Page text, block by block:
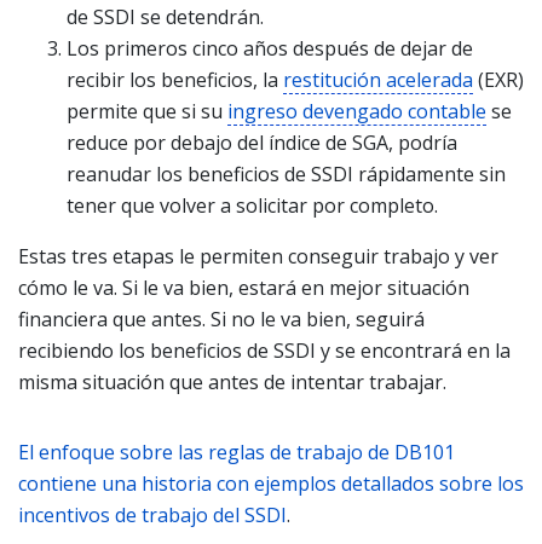
de SSDI se detendrán.
Los primeros cinco años después de dejar de
recibir los beneficios, la restitución acelerada (EXR)
permite que si su ingreso devengado contable se
reduce por debajo del índice de SGA, podría
reanudar los beneficios de SSDI rápidamente sin
tener que volver a solicitar por completo.
Estas tres etapas le permiten conseguir trabajo y ver
cómo le va. Si le va bien, estará en mejor situación
financiera que antes. Si no le va bien, seguirá
recibiendo los beneficios de SSDI y se encontrará en la
misma situación que antes de intentar trabajar.
El enfoque sobre las reglas de trabajo de DB101
contiene una historia con ejemplos detallados sobre los
incentivos de trabajo del SSDI.